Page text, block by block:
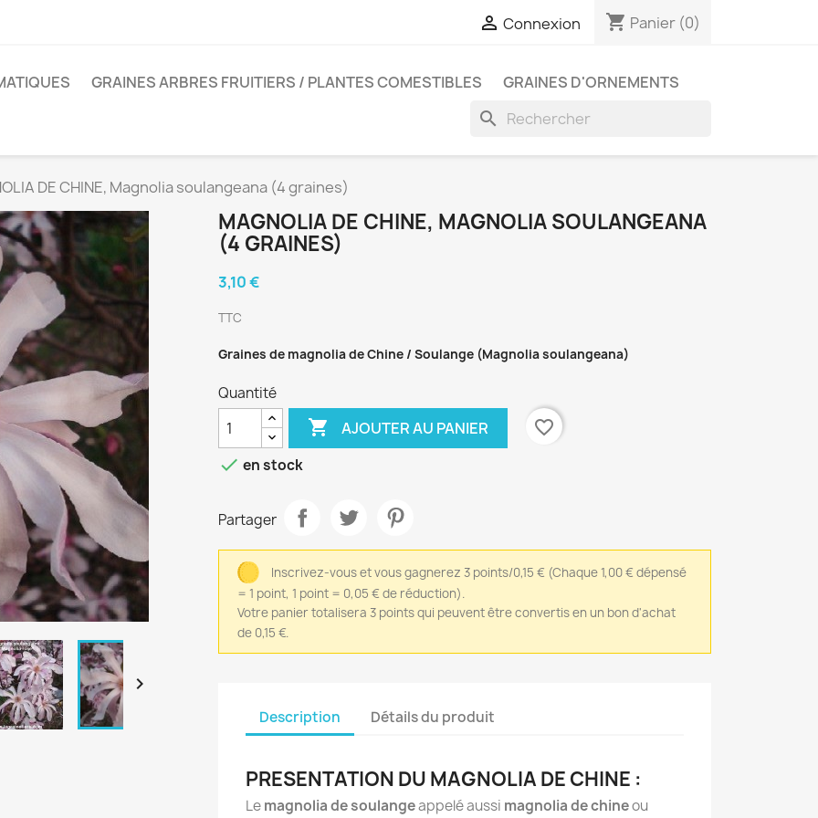
 Connexion shopping_cart Panier (0)
GRAINES ARBRES FRUITIERS / PLANTES COMESTIBLES GRAINES D'ORNEMENTS
search
DE CHINE, Magnolia soulangeana (4 graines)

MAGNOLIA DE CHINE, MAGNOLIA SOULANGEANA
(4 GRAINES)
3,10 €
TTC
Graines de magnolia de Chine / Soulange (Magnolia soulangeana)
Quantité
 AJOUTER AU PANIER
favorite_border
 en stock
Partager
Inscrivez-vous et vous gagnerez 3 points/0,15 € (Chaque 1,00 € dépensé
= 1 point, 1 point = 0,05 € de réduction).
Votre panier totalisera 3 points qui peuvent être convertis en un bon d'achat
de 0,15 €.
Description Détails du produit
PRESENTATION DU MAGNOLIA DE CHINE :
Lemagnolia de soulangeappelé aussi magnolia de chineou